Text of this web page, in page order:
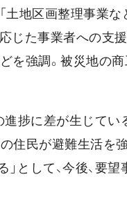
土地区画整理事業
じた事業者への支
を強調。被災地の
進捗に差が生じて
の住民が避難生活
として、今後、要